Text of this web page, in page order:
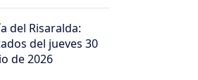
del Risaralda:
del jueves 30
de 2026